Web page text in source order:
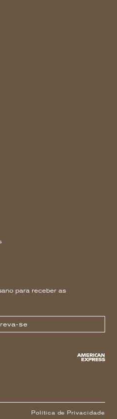
para receber as
se
Política de Privacidade